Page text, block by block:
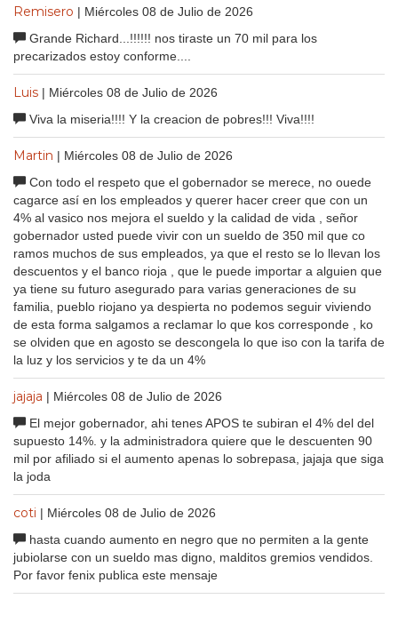
Remisero | Miércoles 08 de Julio de 2026
Grande Richard...!!!!!! nos tiraste un 70 mil para los
precarizados estoy conforme....
Luis | Miércoles 08 de Julio de 2026
Viva la miseria!!!! Y la creacion de pobres!!! Viva!!!!
Martin | Miércoles 08 de Julio de 2026
Con todo el respeto que el gobernador se merece, no ouede
cagarce así en los empleados y querer hacer creer que con un
4% al vasico nos mejora el sueldo y la calidad de vida , señor
gobernador usted puede vivir con un sueldo de 350 mil que co
ramos muchos de sus empleados, ya que el resto se lo llevan los
descuentos y el banco rioja , que le puede importar a alguien que
ya tiene su futuro asegurado para varias generaciones de su
familia, pueblo riojano ya despierta no podemos seguir viviendo
de esta forma salgamos a reclamar lo que kos corresponde , ko
se olviden que en agosto se descongela lo que iso con la tarifa de
la luz y los servicios y te da un 4%
jajaja | Miércoles 08 de Julio de 2026
El mejor gobernador, ahi tenes APOS te subiran el 4% del del
supuesto 14%. y la administradora quiere que le descuenten 90
mil por afiliado si el aumento apenas lo sobrepasa, jajaja que siga
la joda
coti | Miércoles 08 de Julio de 2026
hasta cuando aumento en negro que no permiten a la gente
jubiolarse con un sueldo mas digno, malditos gremios vendidos.
Por favor fenix publica este mensaje